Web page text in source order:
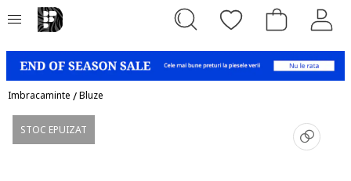
Imbracaminte /Bluze
STOC EPUIZAT